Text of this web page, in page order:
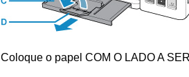
Coloque o papel COM O LADO A